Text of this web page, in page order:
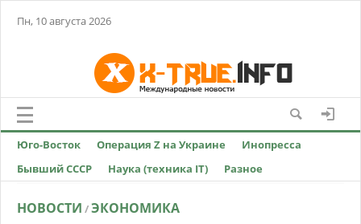
Пн, 10 августа 2026
Юго-Восток Операция Z на Украине
Инопресса
Бывший СССР
Наука (техника IT) Разное
НОВОСТИ /ЭКОНОМИКА